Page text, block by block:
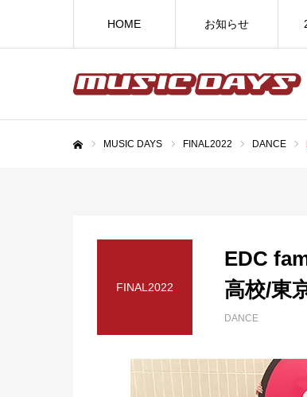
HOME お知らせ
MUSIC DAYS FINAL2022 DANCE
FINAL2022
EDC
高校/東
DANCE